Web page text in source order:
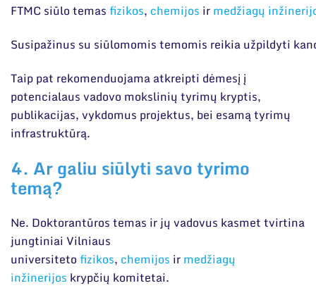
FTMC siūlo temasfizikos, chemijos irmedžiagų
Susipažinus su siūlomomis temomis reikia užpildyti
Taip pat rekomenduojama atkreipti dėmesį į
potencialaus vadovo mokslinių tyrimų kryptis,
publikacijas, vykdomus projektus, bei esamą tyrimų
infrastruktūrą.
4. Ar galiu siūlyti savo tyrimo
temą?
Ne. Doktorantūros temas ir jų vadovus kasmet tvirtina
jungtiniai Vilniaus
universitetofizikos, chemijos irmedžiagų
inžinerijos krypčių komitetai.